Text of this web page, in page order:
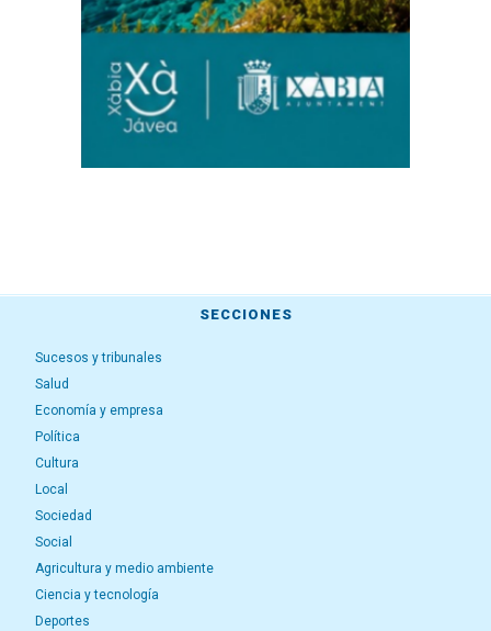
SECCIONES
Sucesos y tribunales
Salud
Economía y empresa
Política
Cultura
Local
Sociedad
Social
Agricultura y medio ambiente
Ciencia y tecnología
Deportes